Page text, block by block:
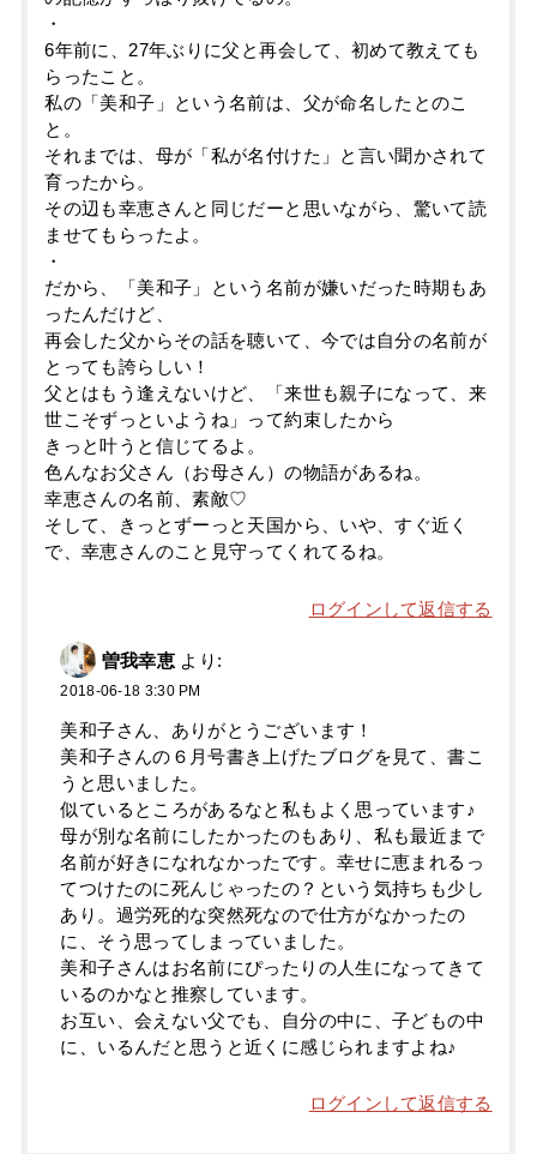
・
6年前に、27年ぶりに父と再会して、初めて教えても
らったこと。
私の「美和子」という名前は、父が命名したとのこ
と。
それまでは、母が「私が名付けた」と言い聞かされて
育ったから。
その辺も幸恵さんと同じだーと思いながら、驚いて読
ませてもらったよ。
・
だから、「美和子」という名前が嫌いだった時期もあ
ったんだけど、
再会した父からその話を聴いて、今では自分の名前が
とっても誇らしい！
父とはもう逢えないけど、「来世も親子になって、来
世こそずっといようね」って約束したから
きっと叶うと信じてるよ。
色んなお父さん（お母さん）の物語があるね。
幸恵さんの名前、素敵♡
そして、きっとずーっと天国から、いや、すぐ近く
で、幸恵さんのこと見守ってくれてるね。
ログインして返信する
曽我幸恵 より:
2018-06-18 3:30 PM
美和子さん、ありがとうございます！
美和子さんの６月号書き上げたブログを見て、書こ
うと思いました。
似ているところがあるなと私もよく思っています♪
母が別な名前にしたかったのもあり、私も最近まで
名前が好きになれなかったです。幸せに恵まれるっ
てつけたのに死んじゃったの？という気持ちも少し
あり。過労死的な突然死なので仕方がなかったの
に、そう思ってしまっていました。
美和子さんはお名前にぴったりの人生になってきて
いるのかなと推察しています。
お互い、会えない父でも、自分の中に、子どもの中
に、いるんだと思うと近くに感じられますよね♪
ログインして返信する